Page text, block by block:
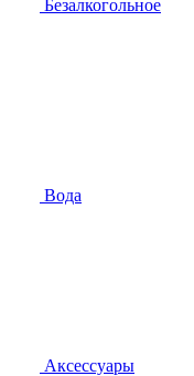
Безалкогольное
Вода
Аксессуары